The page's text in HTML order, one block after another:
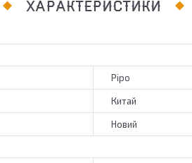
ХАРАКТЕРИСТИКИ
Pipo
Китай
Новий